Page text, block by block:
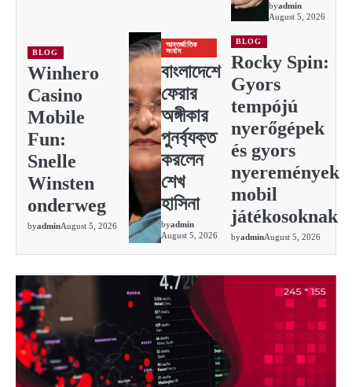
byadmin
August 5, 2026
BLOG
Winhero
Casino
Mobile
Fun:
Snelle
Winsten
onderweg
byadminAugust 5, 2026
আন্তর্জাতিক
সংবাদ
বাংলাদেশে
ফেরার
অঙ্গীকার
পুনর্ব্যক্ত
করলেন
শেখ
হাসিনা
byadmin
August 5, 2026
BLOG
Rocky Spin:
Gyors
tempójú
nyerőgépek
és gyors
nyeremények
mobil
játékosoknak
byadminAugust 5, 2026